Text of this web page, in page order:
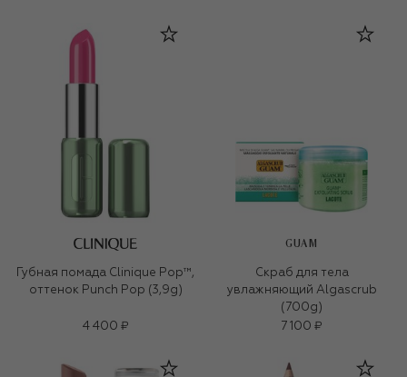
Губная помада Clinique Pop™,
оттенок Punch Pop (3,9g)
4 400 ₽
GUAM
Скраб для тела
увлажняющий Algascrub
(700g)
7 100 ₽